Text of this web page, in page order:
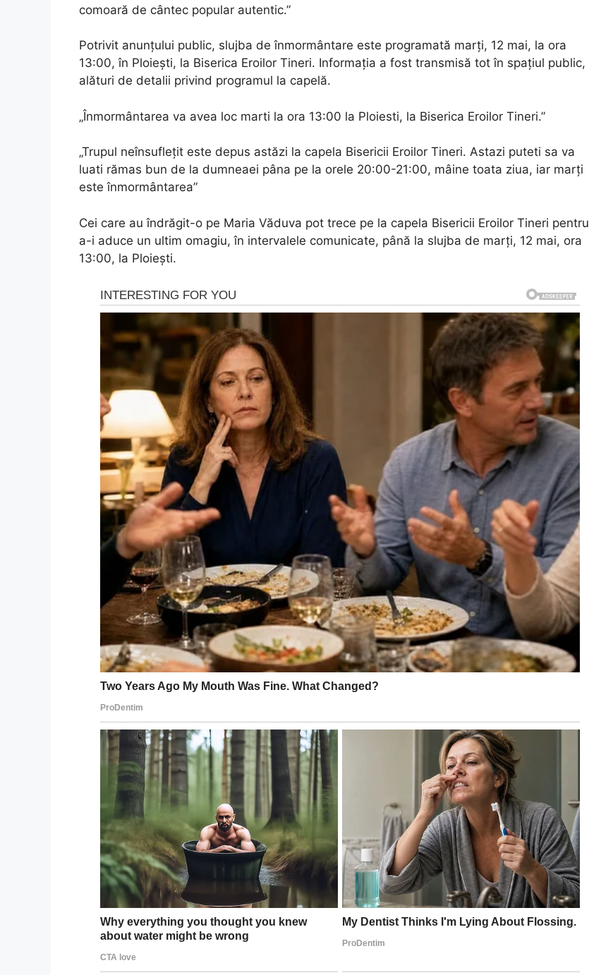
comoară de cântec popular autentic.”
Potrivit anunțului public, slujba de înmormântare este programată marți, 12 mai, la ora
13:00, în Ploiești, la Biserica Eroilor Tineri. Informația a fost transmisă tot în spațiul public,
alături de detalii privind programul la capelă.
„Înmormântarea va avea loc marti la ora 13:00 la Ploiesti, la Biserica Eroilor Tineri.”
„Trupul neînsuflețit este depus astăzi la capela Bisericii Eroilor Tineri. Astazi puteti sa va
luati rămas bun de la dumneaei pâna pe la orele 20:00-21:00, mâine toata ziua, iar marți
este înmormântarea”
Cei care au îndrăgit-o pe Maria Văduva pot trece pe la capela Bisericii Eroilor Tineri pentru
a-i aduce un ultim omagiu, în intervalele comunicate, până la slujba de marți, 12 mai, ora
13:00, la Ploiești.